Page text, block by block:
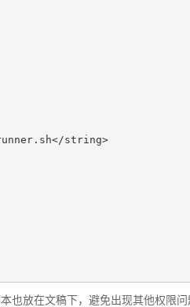
string>
也放在文稿下，避免出现其他权限问